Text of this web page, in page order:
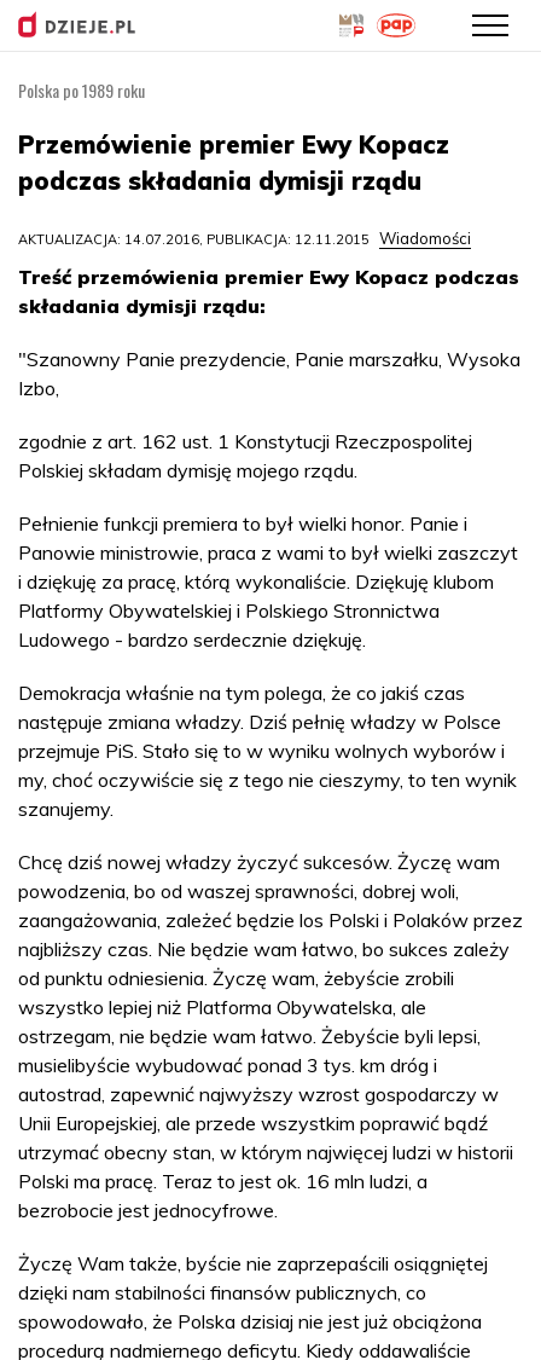
treści
Polska po 1989 roku
Przemówienie premier Ewy Kopacz
podczas składania dymisji rządu
AKTUALIZACJA: 14.07.2016, PUBLIKACJA: 12.11.2015 Wiadomości
Treść przemówienia premier Ewy Kopacz podczas
składania dymisji rządu:
"Szanowny Panie prezydencie, Panie marszałku, Wysoka
Izbo,
zgodnie z art. 162 ust. 1 Konstytucji Rzeczpospolitej
Polskiej składam dymisję mojego rządu.
Pełnienie funkcji premiera to był wielki honor. Panie i
Panowie ministrowie, praca z wami to był wielki zaszczyt
i dziękuję za pracę, którą wykonaliście. Dziękuję klubom
Platformy Obywatelskiej i Polskiego Stronnictwa
Ludowego - bardzo serdecznie dziękuję.
Demokracja właśnie na tym polega, że co jakiś czas
następuje zmiana władzy. Dziś pełnię władzy w Polsce
przejmuje PiS. Stało się to w wyniku wolnych wyborów i
my, choć oczywiście się z tego nie cieszymy, to ten wynik
szanujemy.
Chcę dziś nowej władzy życzyć sukcesów. Życzę wam
powodzenia, bo od waszej sprawności, dobrej woli,
zaangażowania, zależeć będzie los Polski i Polaków przez
najbliższy czas. Nie będzie wam łatwo, bo sukces zależy
od punktu odniesienia. Życzę wam, żebyście zrobili
wszystko lepiej niż Platforma Obywatelska, ale
ostrzegam, nie będzie wam łatwo. Żebyście byli lepsi,
musielibyście wybudować ponad 3 tys. km dróg i
autostrad, zapewnić najwyższy wzrost gospodarczy w
Unii Europejskiej, ale przede wszystkim poprawić bądź
utrzymać obecny stan, w którym najwięcej ludzi w historii
Polski ma pracę. Teraz to jest ok. 16 mln ludzi, a
bezrobocie jest jednocyfrowe.
Życzę Wam także, byście nie zaprzepaścili osiągniętej
dzięki nam stabilności finansów publicznych, co
spowodowało, że Polska dzisiaj nie jest już obciążona
procedurą nadmiernego deficytu. Kiedy oddawaliście